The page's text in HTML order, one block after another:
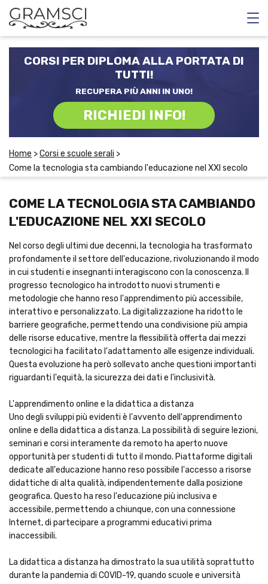
CORSI RECUPERO ANNI SCOLASTICI
SCUOLE DI INGLESE
CORSI PER DIPLOMA ALLA PORTATA DI
TUTTI!
RECUPERA PIÙ ANNI IN UNO!
RICHIEDI INFO!
Home >Corsi e scuole serali >
Come la tecnologia sta cambiando l'educazione nel XXI secolo
COME LA TECNOLOGIA STA CAMBIANDO
L'EDUCAZIONE NEL XXI SECOLO
Nel corso degli ultimi due decenni, la tecnologia ha trasformato
profondamente il settore dell'educazione, rivoluzionando il modo
in cui studenti e insegnanti interagiscono con la conoscenza. Il
progresso tecnologico ha introdotto nuovi strumenti e
metodologie che hanno reso l'apprendimento più accessibile,
interattivo e personalizzato. La digitalizzazione ha ridotto le
barriere geografiche, permettendo una condivisione più ampia
delle risorse educative, mentre la flessibilità offerta dai mezzi
tecnologici ha facilitato l'adattamento alle esigenze individuali.
Questa evoluzione ha però sollevato anche questioni importanti
riguardanti l'equità, la sicurezza dei dati e l'inclusività.
L'apprendimento online e la didattica a distanza
Uno degli sviluppi più evidenti è l'avvento dell'apprendimento
online e della didattica a distanza. La possibilità di seguire lezioni,
seminari e corsi interamente da remoto ha aperto nuove
opportunità per studenti di tutto il mondo. Piattaforme digitali
dedicate all'educazione hanno reso possibile l'accesso a risorse
didattiche di alta qualità, indipendentemente dalla posizione
geografica. Questo ha reso l'educazione più inclusiva e
accessibile, permettendo a chiunque, con una connessione
Internet, di partecipare a programmi educativi prima
inaccessibili.
La didattica a distanza ha dimostrato la sua utilità soprattutto
durante la pandemia di COVID-19, quando scuole e università